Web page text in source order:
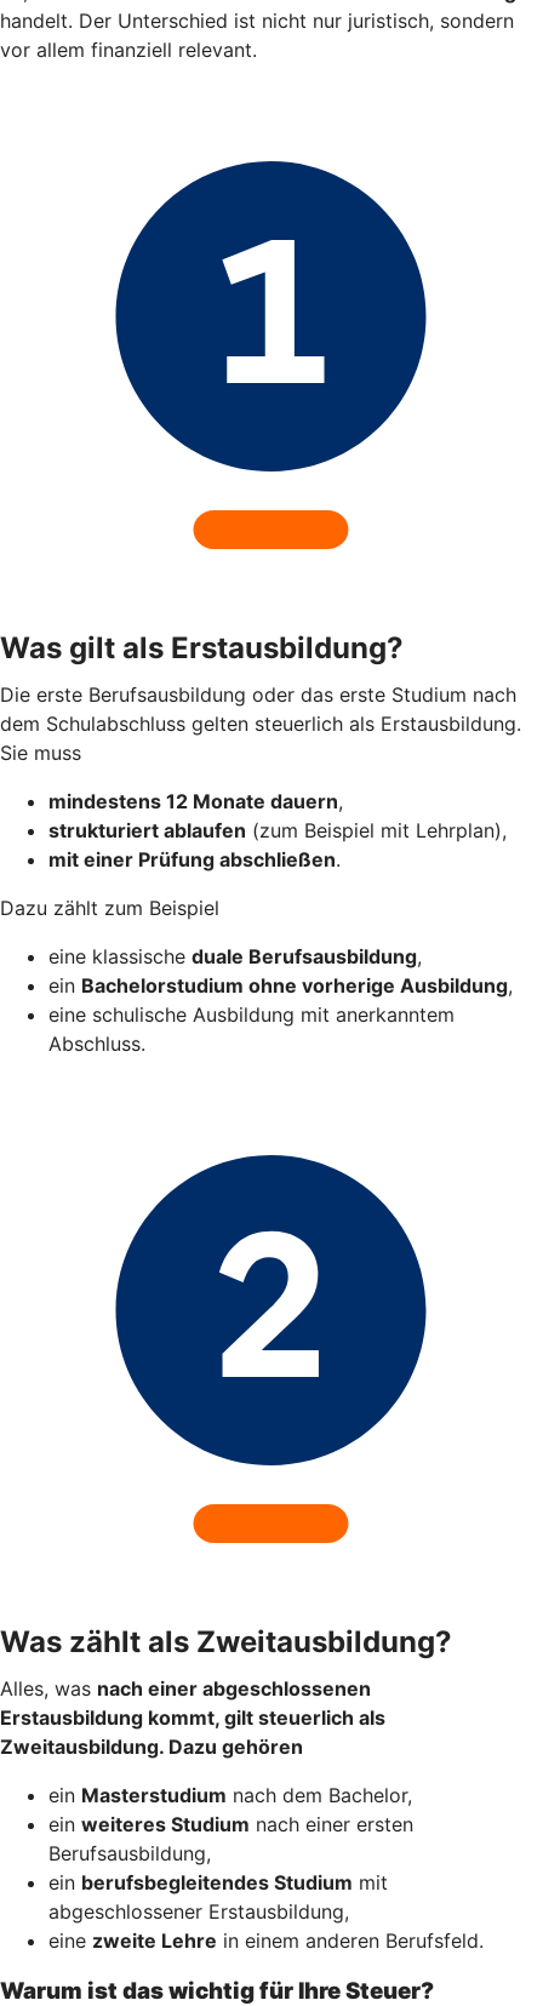
handelt. Der Unterschied ist nicht nur juristisch, sondern
vor allem finanziell relevant.
Was gilt als Erstausbildung?
Die erste Berufsausbildung oder das erste Studium nach
dem Schulabschluss gelten steuerlich als Erstausbildung.
Sie muss
mindestens 12 Monate dauern,
strukturiert ablaufen (zum Beispiel mit Lehrplan),
mit einer Prüfung abschließen.
Dazu zählt zum Beispiel
eine klassische duale Berufsausbildung,
ein Bachelorstudium ohne vorherige Ausbildung,
eine schulische Ausbildung mit anerkanntem
Abschluss.
Was zählt als Zweitausbildung?
Alles, was nach einer abgeschlossenen
Erstausbildung kommt, gilt steuerlich als
Zweitausbildung. Dazu gehören
ein Masterstudium nach dem Bachelor,
ein weiteres Studium nach einer ersten
Berufsausbildung,
ein berufsbegleitendes Studium mit
abgeschlossener Erstausbildung,
eine zweite Lehre in einem anderen Berufsfeld.
Warum ist das wichtig für Ihre Steuer?